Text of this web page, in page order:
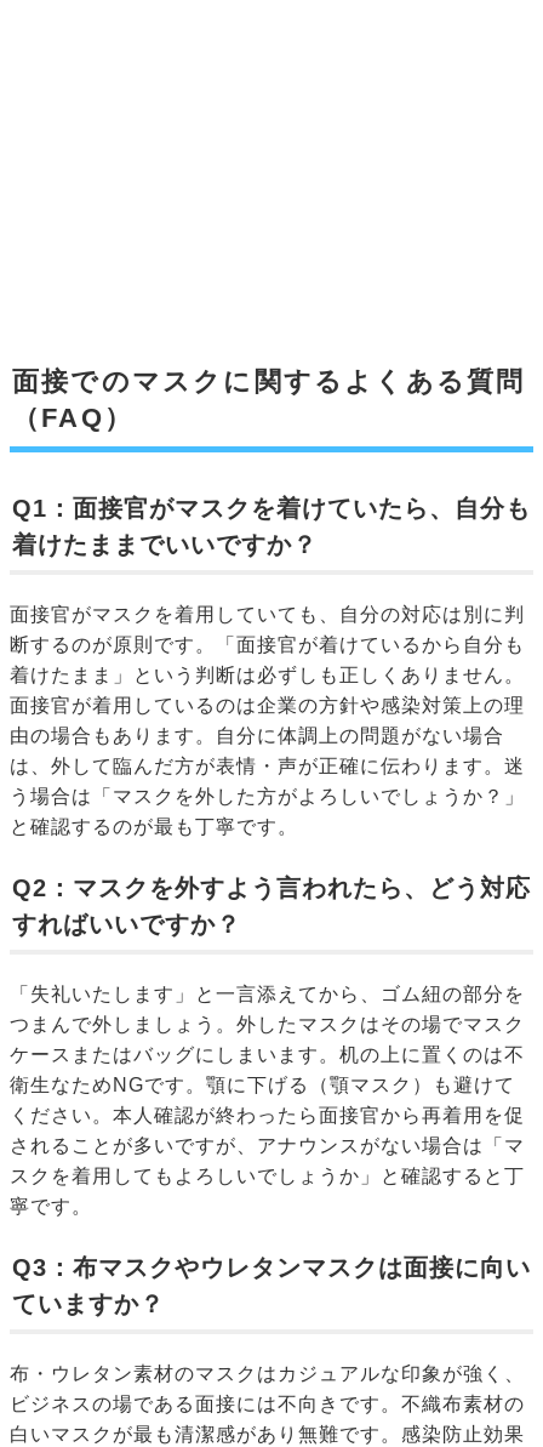
面接でのマスクに関するよくある質問
（FAQ）
Q1：面接官がマスクを着けていたら、自分も
着けたままでいいですか？
面接官がマスクを着用していても、自分の対応は別に判
断するのが原則です。「面接官が着けているから自分も
着けたまま」という判断は必ずしも正しくありません。
面接官が着用しているのは企業の方針や感染対策上の理
由の場合もあります。自分に体調上の問題がない場合
は、外して臨んだ方が表情・声が正確に伝わります。迷
う場合は「マスクを外した方がよろしいでしょうか？」
と確認するのが最も丁寧です。
Q2：マスクを外すよう言われたら、どう対応
すればいいですか？
「失礼いたします」と一言添えてから、ゴム紐の部分を
つまんで外しましょう。外したマスクはその場でマスク
ケースまたはバッグにしまいます。机の上に置くのは不
衛生なためNGです。顎に下げる（顎マスク）も避けて
ください。本人確認が終わったら面接官から再着用を促
されることが多いですが、アナウンスがない場合は「マ
スクを着用してもよろしいでしょうか」と確認すると丁
寧です。
Q3：布マスクやウレタンマスクは面接に向い
ていますか？
布・ウレタン素材のマスクはカジュアルな印象が強く、
ビジネスの場である面接には不向きです。不織布素材の
白いマスクが最も清潔感があり無難です。感染防止効果